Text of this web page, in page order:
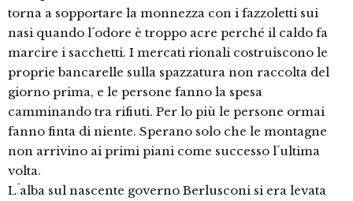
torna a sopportare la monnezza con i fazzoletti sui
nasi quando l´odore è troppo acre perché il caldo fa
marcire i sacchetti. I mercati rionali costruiscono le
proprie bancarelle sulla spazzatura non raccolta del
giorno prima, e le persone fanno la spesa
camminando tra rifiuti. Per lo più le persone ormai
fanno finta di niente. Sperano solo che le montagne
non arrivino ai primi piani come successo l´ultima
volta.
L´alba sul nascente governo Berlusconi si era levata